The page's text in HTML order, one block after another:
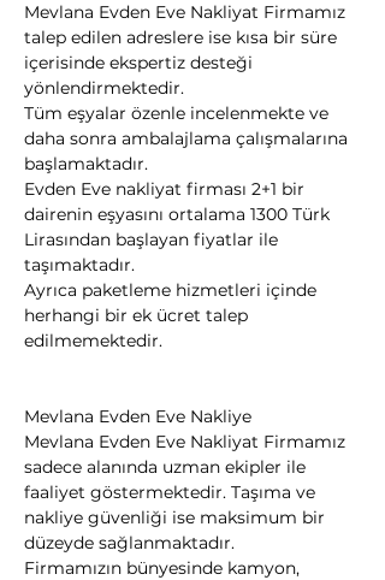
Mevlana Evden Eve Nakliyat Firmamız
talep edilen adreslere ise kısa bir süre
içerisinde ekspertiz desteği
yönlendirmektedir.
Tüm eşyalar özenle incelenmekte ve
daha sonra ambalajlama çalışmalarına
başlamaktadır.
Evden Eve nakliyat firması 2+1 bir
dairenin eşyasını ortalama 1300 Türk
Lirasından başlayan fiyatlar ile
taşımaktadır.
Ayrıca paketleme hizmetleri içinde
herhangi bir ek ücret talep
edilmemektedir.
Mevlana Evden Eve Nakliye
Mevlana Evden Eve Nakliyat Firmamız
sadece alanında uzman ekipler ile
faaliyet göstermektedir. Taşıma ve
nakliye güvenliği ise maksimum bir
düzeyde sağlanmaktadır.
Firmamızın bünyesinde kamyon,